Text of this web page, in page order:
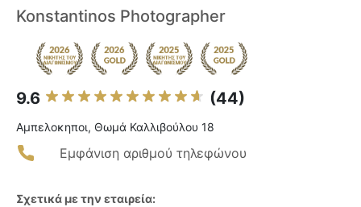
Konstantinos Photographer
9.6 (44)
Αμπελοκηποι, Θωμά Καλλιβούλου 18
Εμφάνιση αριθμού τηλεφώνου
Σχετικά με την εταιρεία: